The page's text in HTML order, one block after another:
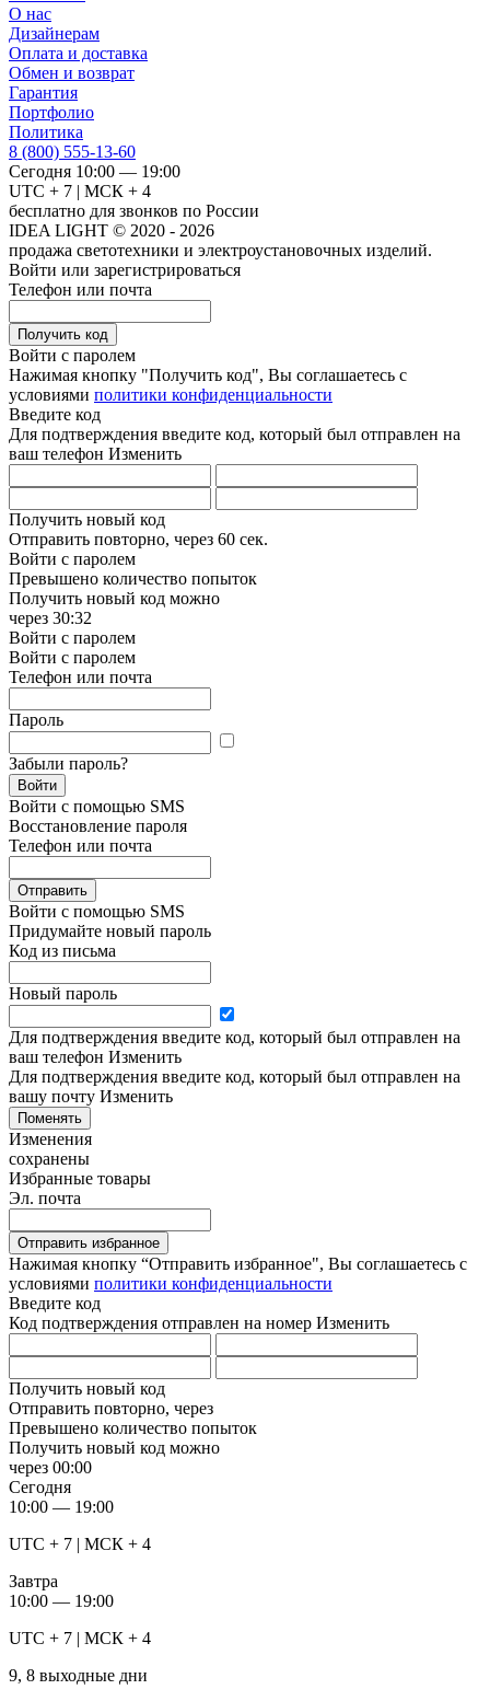
О нас
Дизайнерам
Оплата и доставка
Обмен и возврат
Гарантия
Портфолио
Политика
8 (800) 555-13-60
Сегодня 10:00 — 19:00
UTC + 7 | МСК + 4
бесплатно для звонков по России
IDEA LIGHT © 2020 - 2026
продажа светотехники и электроустановочных изделий.
Войти или зарегистрироваться
Телефон или почта
Получить код
Войти с паролем
Нажимая кнопку "Получить код", Вы соглашаетесь с
условиями политики конфиденциальности
Введите код
Для подтверждения введите код, который был отправлен на
ваш телефон Изменить
Получить новый код
Отправить повторно, через 60 сек.
Войти с паролем
Превышено количество попыток
Получить новый код можно
через 30:32
Войти с паролем
Войти с паролем
Телефон или почта
Пароль
Забыли пароль?
Войти
Войти с помощью SMS
Восстановление пароля
Телефон или почта
Отправить
Войти с помощью SMS
Придумайте новый пароль
Код из письма
Новый пароль
Для подтверждения введите код, который был отправлен на
ваш телефон Изменить
Для подтверждения введите код, который был отправлен на
вашу почту Изменить
Поменять
Изменения
сохранены
Избранные товары
Эл. почта
Отправить избранное
Нажимая кнопку “Отправить избранное", Вы соглашаетесь c
условиями политики конфиденциальности
Введите код
Код подтверждения отправлен на номер Изменить
Получить новый код
Отправить повторно, через
Превышено количество попыток
Получить новый код можно
через 00:00
Сегодня
10:00 — 19:00
UTC + 7 | МСК + 4
Завтра
10:00 — 19:00
UTC + 7 | МСК + 4
9, 8 выходные дни